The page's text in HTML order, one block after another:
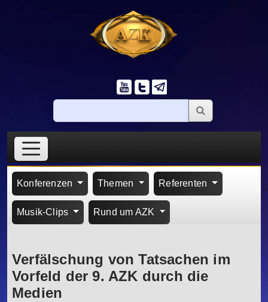
Konferenzen Themen Referenten
Musik-Clips Rund um AZK
Verfälschung von Tatsachen im
Vorfeld der 9. AZK durch die
Medien